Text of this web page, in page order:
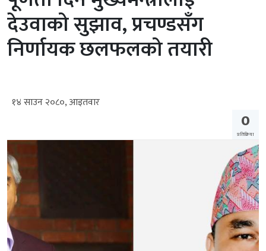
देउवाको सुझाव, प्रचण्डसँग
निर्णायक छलफलको तयारी
१४ साउन २०८०, आइतवार
0
प्रतिक्रिया